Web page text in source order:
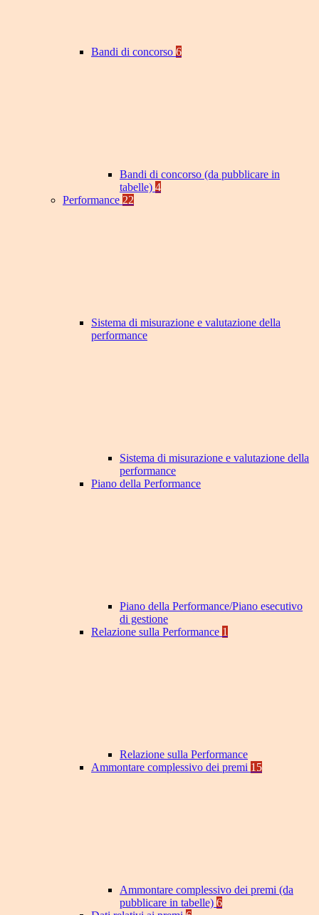
Bandi di concorso 6
Bandi di concorso (da pubblicare in
tabelle) 4
Performance 22
Sistema di misurazione e valutazione della
performance
Sistema di misurazione e valutazione della
performance
Piano della Performance
Piano della Performance/Piano esecutivo
di gestione
Relazione sulla Performance 1
Relazione sulla Performance
Ammontare complessivo dei premi 15
Ammontare complessivo dei premi (da
pubblicare in tabelle) 6